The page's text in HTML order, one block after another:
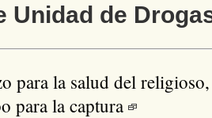
Unidad de
para la salud del
para la captura